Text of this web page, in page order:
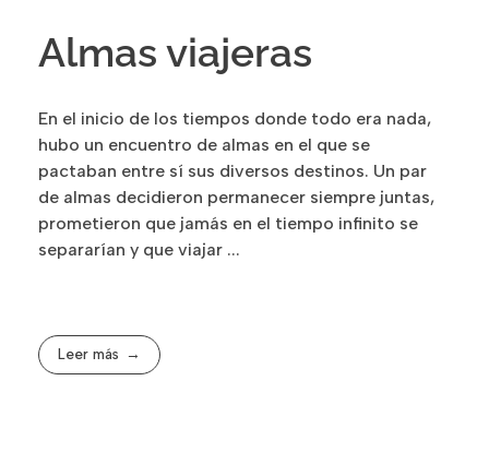
Almas viajeras
En el inicio de los tiempos donde todo era nada,
hubo un encuentro de almas en el que se
pactaban entre sí sus diversos destinos. Un par
de almas decidieron permanecer siempre juntas,
prometieron que jamás en el tiempo infinito se
separarían y que viajar ...
Leer más